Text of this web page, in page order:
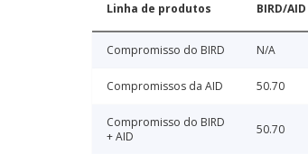
Linha de produtos BIRD/AID
Compromisso do BIRD N/A
Compromissos da AID 50.70
Compromisso do BIRD
+ AID
50.70